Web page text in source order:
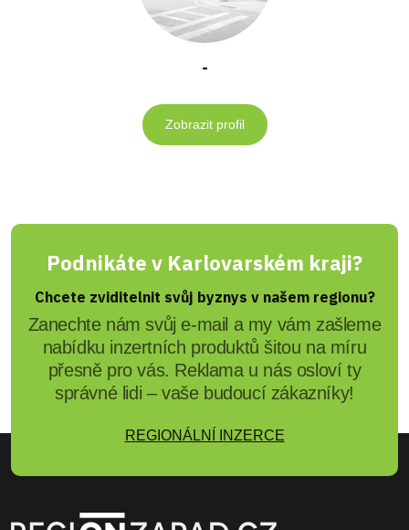
-
Zobrazit profil
Podnikáte v Karlovarském kraji?
Chcete zviditelnit svůj byznys v našem regionu?
Zanechte nám svůj e-mail a my vám zašleme
nabídku inzertních produktů šitou na míru
přesně pro vás. Reklama u nás osloví ty
správné lidi – vaše budoucí zákazníky!
REGIONÁLNÍ INZERCE